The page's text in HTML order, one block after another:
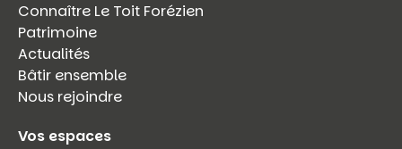
Connaître Le Toit Forézien
Patrimoine
Actualités
Bâtir ensemble
Nous rejoindre
Vos espaces